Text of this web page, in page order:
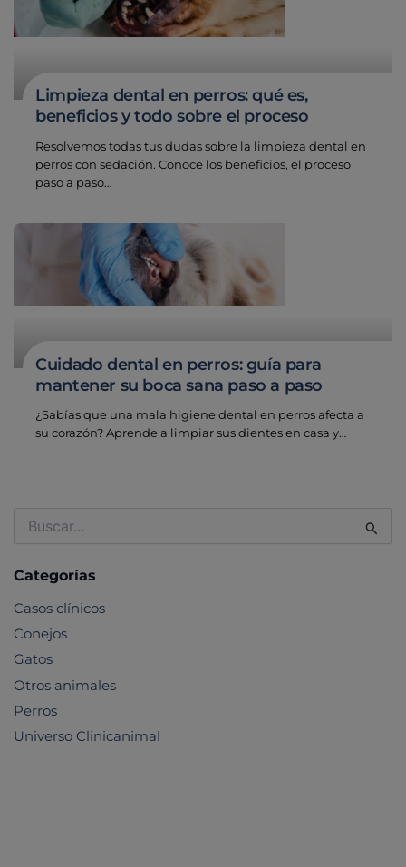
Limpieza dental en perros: qué es,
beneficios y todo sobre el proceso
Resolvemos todas tus dudas sobre la limpieza dental en
perros con sedación. Conoce los beneficios, el proceso
paso a paso…
Cuidado dental en perros: guía para
mantener su boca sana paso a paso
¿Sabías que una mala higiene dental en perros afecta a
su corazón? Aprende a limpiar sus dientes en casa y…
por:
Categorías
Casos clínicos
Conejos
Gatos
Otros animales
Perros
Universo Clinicanimal